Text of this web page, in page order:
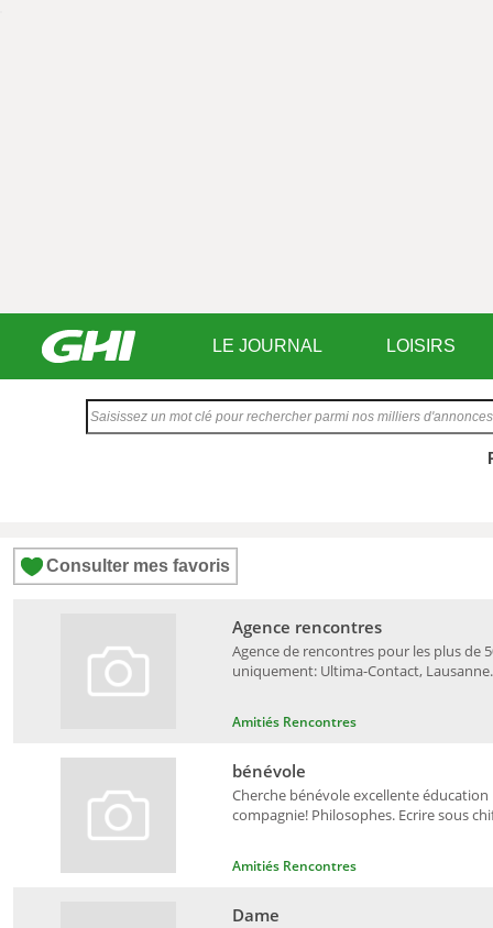
LE JOURNAL LOISIRS
Consulter mes favoris
Amitiés Rencontres
Agence de rencontres pour les plus de
uniquement: Ultima-Contact,
Agence rencontres
Amitiés Rencontres
Cherche bénévole excellente
compagnie! Philosophes. Ecrire sous
bénévole
Dame